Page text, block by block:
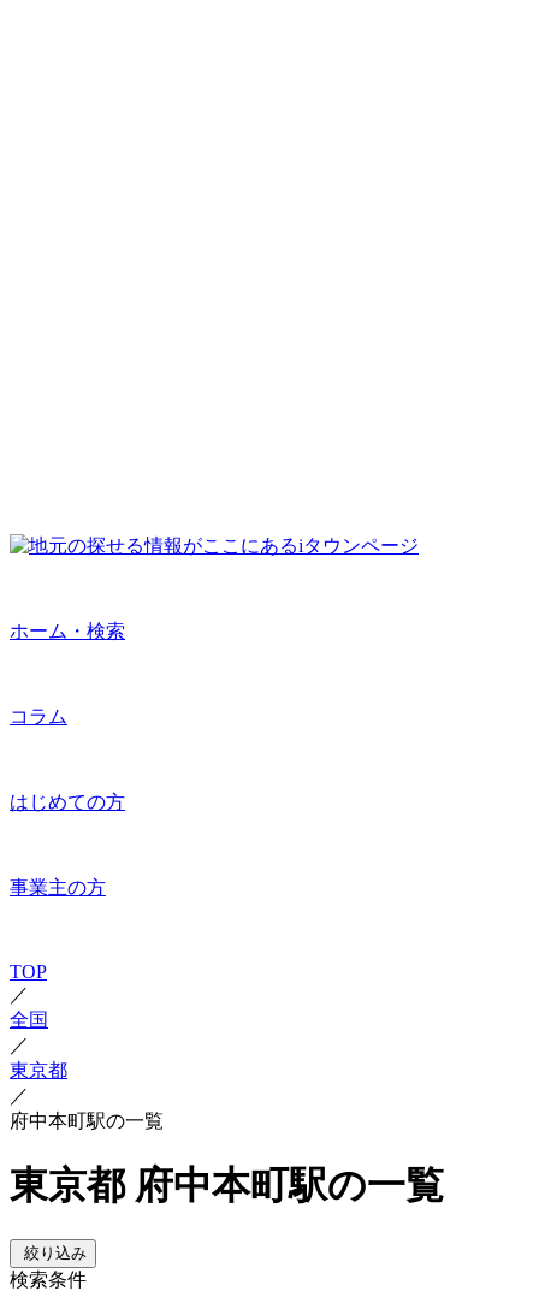
ホーム・検索
コラム
はじめての方
事業主の方
TOP
／
全国
／
東京都
／
府中本町駅の一覧
東京都 府中本町駅の一覧
絞り込み
検索条件